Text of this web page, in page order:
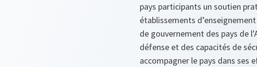
pays participants un soutien
établissements
de gouvernement des pays de
défense et des capacités de
accompagner le pays dans ses